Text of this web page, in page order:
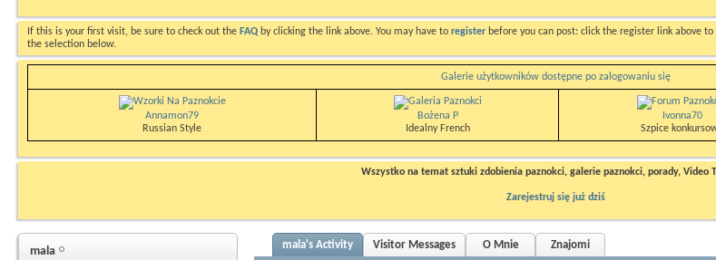
If this is your first visit, be sure to check out the FAQ by clicking the link above. You may have to register before you can post: click the register link above
the selection below.
Galerie użytkowników dostępne po zalogowaniu się
Annamon79
Russian Style
Bożena P
Idealny French
Ivonna70
Szpice
Wszystko na temat sztuki zdobienia paznokci, galerie paznokci, porady, Video
Zarejestruj się już dziś
mala mala's Activity Visitor Messages O Mnie Znajomi